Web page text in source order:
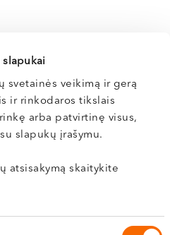
slapukai
svetainės veikimą ir gerą
ir rinkodaros tikslais
arba patvirtinę visus,
slapukų įrašymu.
atsisakymą skaitykite
Apie gydytoją